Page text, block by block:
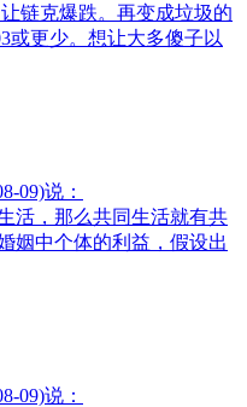
链克爆跌。再变成垃圾的
或更少。想让大多傻子以
09)说：
活，那么共同生活就有共
姻中个体的利益，假设出
09)说：